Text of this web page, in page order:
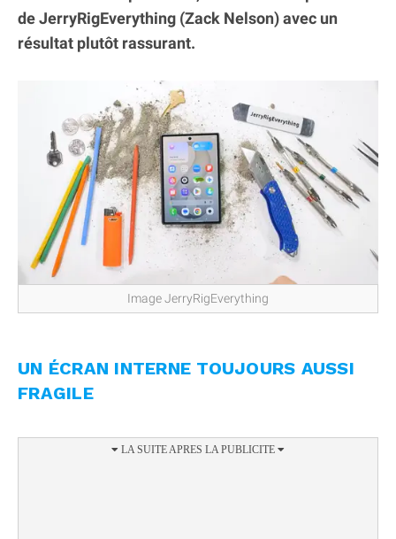
de JerryRigEverything (Zack Nelson) avec un
résultat plutôt rassurant.
Image JerryRigEverything
UN ÉCRAN INTERNE TOUJOURS AUSSI
FRAGILE